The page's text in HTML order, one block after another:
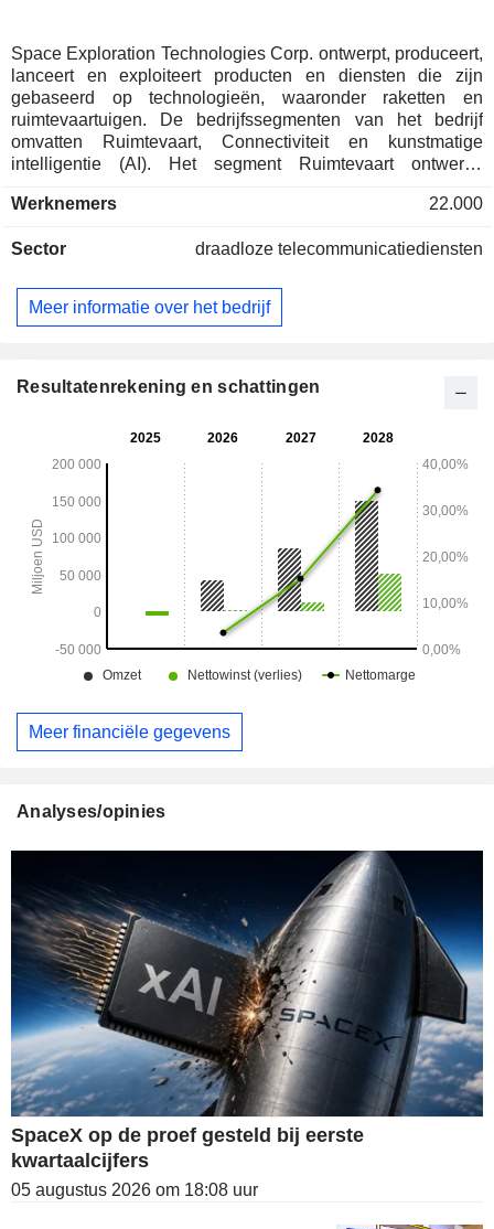
Space Exploration Technologies Corp. ontwerpt, produceert,
lanceert en exploiteert producten en diensten die zijn
gebaseerd op technologieën, waaronder raketten en
ruimtevaartuigen. De bedrijfssegmenten van het bedrijf
omvatten Ruimtevaart, Connectiviteit en kunstmatige
intelligentie (AI). Het segment Ruimtevaart ontwerpt,
de ruimte te bieden. Het segment Connectiviteit exploiteert
aangedreven door ongeveer 9.600 Starlink-breedband- en
connectiviteit aan consumenten, bedrijven en
overheidsklanten in meer dan 164 landen, gebieden en
frontier'-model Grok omvat, AI-oplossingen voor
voor informatie, entertainment en vrije meningsuiting – en
Werknemers 22.000
Sector draadloze telecommunicatiediensten
Meer informatie over het bedrijf
Resultatenrekening en schattingen
Meer financiële gegevens
Analyses/opinies
SpaceX op de proef gesteld bij eerste
kwartaalcijfers
05 augustus 2026 om 18:08 uur